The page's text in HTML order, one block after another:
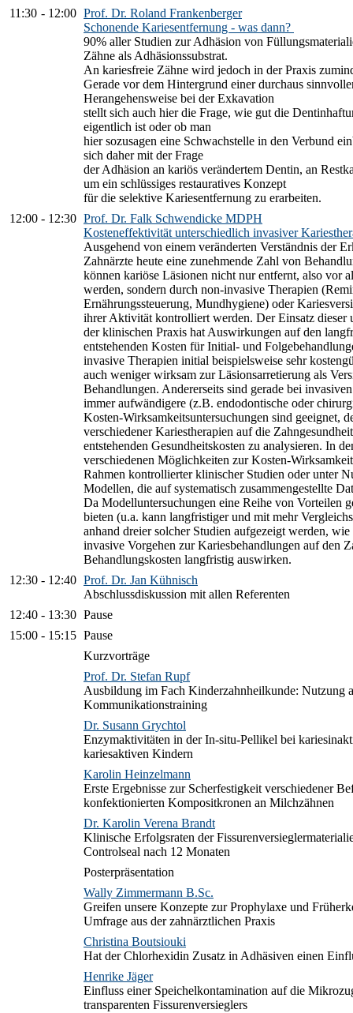
11:30 - 12:00 Prof. Dr. Roland Frankenberger
Schonende Kariesentfernung - was dann?
90% aller Studien zur Adhäsion von
Zähne als Adhäsionssubstrat.
An kariesfreie Zähne wird jedoch in der Praxis
Gerade vor dem Hintergrund einer durchaus
Herangehensweise bei der Exkavation
stellt sich auch hier die Frage, wie gut die
eigentlich ist oder ob man
hier sozusagen eine Schwachstelle in den Verbund
sich daher mit der Frage
der Adhäsion an kariös verändertem Dentin, an
um ein schlüssiges restauratives Konzept
für die selektive Kariesentfernung zu erarbeiten.
12:00 - 12:30 Prof. Dr. Falk Schwendicke MDPH
Kosteneffektivität unterschiedlich invasiver
Ausgehend von einem veränderten Verständnis der
Zahnärzte heute eine zunehmende Zahl von
können kariöse Läsionen nicht nur entfernt, also vor
werden, sondern durch non-invasive Therapien
Ernährungssteuerung, Mundhygiene) oder
ihrer Aktivität kontrolliert werden. Der Einsatz dieser
der klinischen Praxis hat Auswirkungen auf den
entstehenden Kosten für Initial- und
invasive Therapien initial beispielsweise sehr
auch weniger wirksam zur Läsionsarretierung als
Behandlungen. Andererseits sind gerade bei
immer aufwändigere (z.B. endodontische oder
Kosten-Wirksamkeitsuntersuchungen sind geeignet,
verschiedener Kariestherapien auf die
entstehenden Gesundheitskosten zu analysieren. In
verschiedenen Möglichkeiten zur Kosten-
Rahmen kontrollierter klinischer Studien oder unter
Modellen, die auf systematisch zusammengestellte
Da Modelluntersuchungen eine Reihe von Vorteilen
bieten (u.a. kann langfristiger und mit mehr
anhand dreier solcher Studien aufgezeigt werden,
invasive Vorgehen zur Kariesbehandlungen auf den
Behandlungskosten langfristig auswirken.
12:30 - 12:40 Prof. Dr. Jan Kühnisch
Abschlussdiskussion mit allen Referenten
12:40 - 13:30 Pause
15:00 - 15:15 Pause
Kurzvorträge
Prof. Dr. Stefan Rupf
Ausbildung im Fach Kinderzahnheilkunde: Nutzung
Kommunikationstraining
Dr. Susann Grychtol
Enzymaktivitäten in der In-situ-Pellikel bei
kariesaktiven Kindern
Karolin Heinzelmann
Erste Ergebnisse zur Scherfestigkeit verschiedener
konfektionierten Kompositkronen an Milchzähnen
Dr. Karolin Verena Brandt
Klinische Erfolgsraten der
Controlseal nach 12 Monaten
Posterpräsentation
Wally Zimmermann B.Sc.
Greifen unsere Konzepte zur Prophylaxe und
Umfrage aus der zahnärztlichen Praxis
Christina Boutsiouki
Hat der Chlorhexidin Zusatz in Adhäsiven einen
Henrike Jäger
Einfluss einer Speichelkontamination auf die
transparenten Fissurenversieglers